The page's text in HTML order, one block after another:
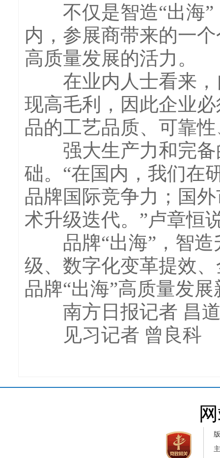
不仅是智造“出海”
内，参展商带来的一
高质量发展的活力。
在业内人士看来，
现高毛利，因此企业
品的工艺品质、可靠
强大生产力和完备
础。“在国内，我们在
品牌国际竞争力；国
术升级迭代。”卢章恒
品牌“出海”，智造
级、数字化变革提效
品牌“出海”高质量发
南方日报记者 昌道
见习记者 曾良科